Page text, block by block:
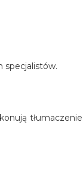
specjalistów.